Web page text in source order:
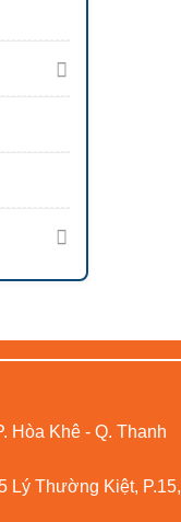
Hòa Khê - Q. Thanh
Lý Thường Kiệt, P.15,